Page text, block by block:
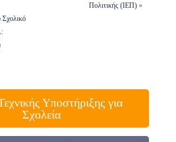
Πολιτικής (ΙΕΠ) »
Υποστήριξης για
Σχολεία